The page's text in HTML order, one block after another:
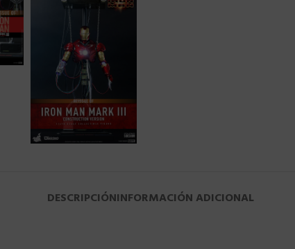
DESCRIPCIÓNINFORMACIÓN ADICIONAL